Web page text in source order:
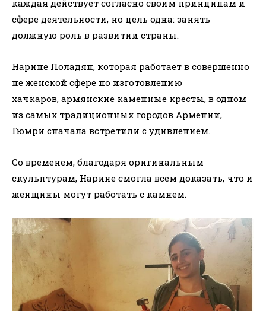
каждая действует согласно своим принципам и
сфере деятельности, но цель одна: занять
должную роль в развитии страны.
Нарине Поладян, которая работает в совершенно
не женской сфере по изготовлению
хачкаров, армянские каменные кресты, в одном
из самых традиционных городов Армении,
Гюмри сначала встретили с удивлением.
Со временем, благодаря оригинальным
скульптурам, Нарине смогла всем доказать, что и
женщины могут работать с камнем.